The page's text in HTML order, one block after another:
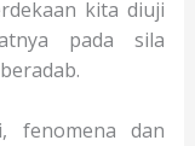
kita diuji
pada sila
fenomena dan